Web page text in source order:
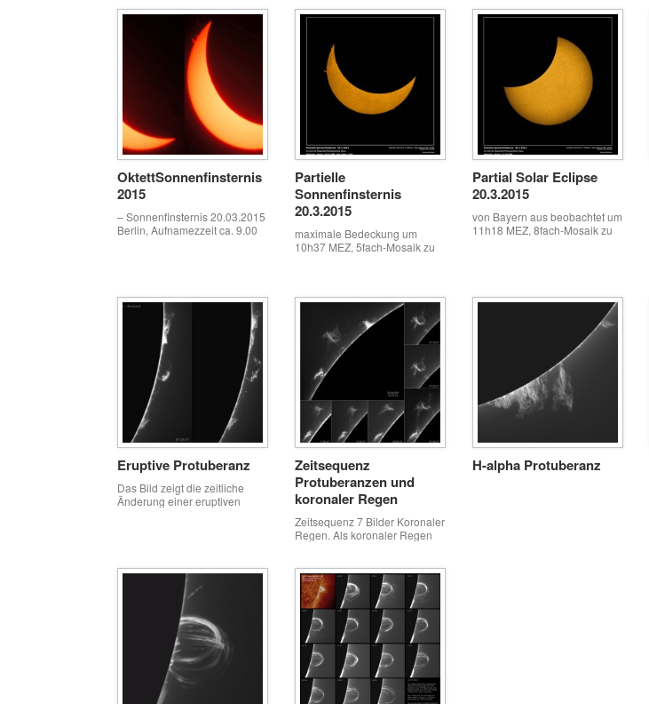
at the wavelength 393.37nm
which represents ionized
Calcium plasma. A celestron
luminos 2.5x barlow was used
to extend the focal length to
approximately 3000mm. This
plasma cloud billowed out […]
without a barlow. 3 second
intervals. Rejected 90%
frames, and stacked best 10
frames per video segment. 308
total frames […]
luminos 2.5x barlow was used
with a skybender optical tilt
mechanism and a 0.5
angstrom calcium k3 core filter
system that i designed. What
OktettSonnenfinsternis
2015
– Sonnenfinsternis 20.03.2015
Berlin, Aufnamezzeit ca. 9.00
Partielle
Sonnenfinsternis
20.3.2015
maximale Bedeckung um
10h37 MEZ, 5fach-Mosaik zu
fan.de
Partial Solar Eclipse
20.3.2015
von Bayern aus beobachtet um
11h18 MEZ, 8fach-Mosaik zu
Eruptive Protuberanz
Das Bild zeigt die zeitliche
Änderung einer eruptiven
Zeitsequenz
Protuberanzen und
koronaler Regen
Zeitsequenz 7 Bilder Koronaler
Regen. Als koronaler Regen
bezeichnet, bei der
Sonnenplasma (Elektronen,
Protonen und Ionene) in der
Sonnenkorona kondensiert
(abkühlt) und von dort abwärts
an den Magnetfeldlinien in die
Chromosphäre strömt.
H-alpha Protuberanz